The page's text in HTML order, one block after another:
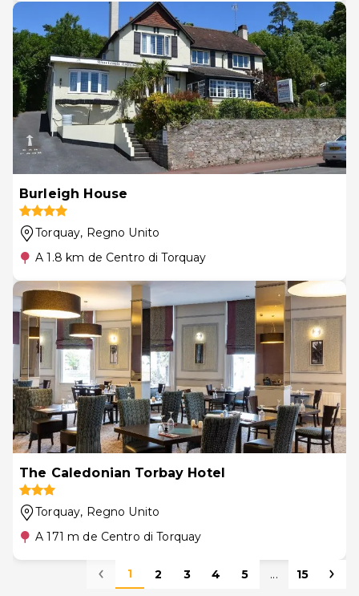
Burleigh House
Torquay, Regno Unito
A 1.8 km de Centro di Torquay
The Caledonian Torbay Hotel
Torquay, Regno Unito
A 171 m de Centro di Torquay
1 2 3 4 5 ... 15